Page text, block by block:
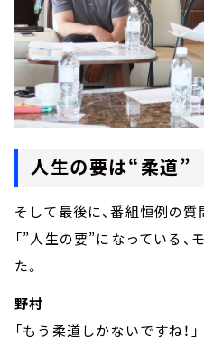
人生の要は“柔道”
そして最後に、番組恒例の質
「”人生の要”になっている、
た。
野村
「もう柔道しかないですね！」